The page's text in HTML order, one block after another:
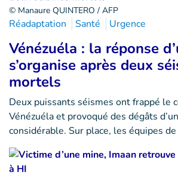
© Manaure QUINTERO / AFP
Réadaptation Santé Urgence
Vénézuéla : la réponse
s’organise après deux
mortels
Deux puissants séismes ont frappé le
Vénézuéla et provoqué des dégâts
considérable. Sur place, les équipes